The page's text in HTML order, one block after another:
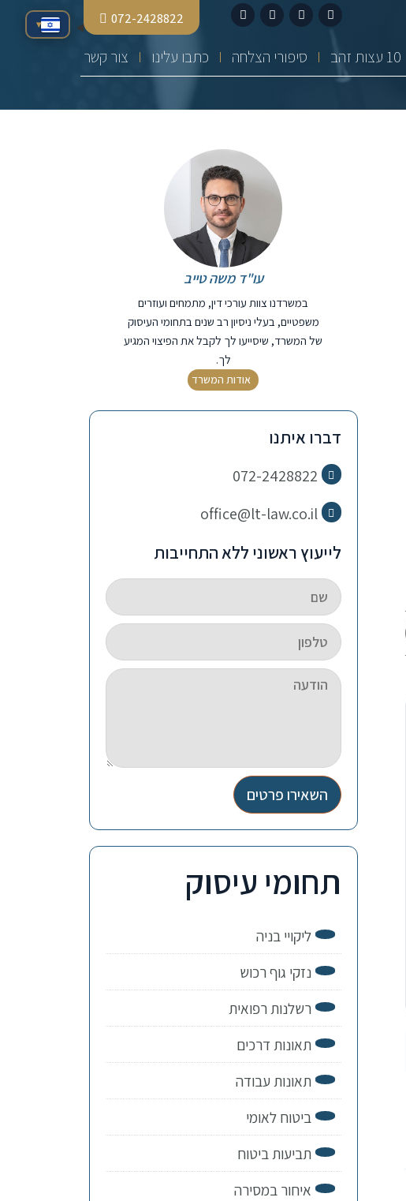
072-2428822
10 עצות זהב סיפורי הצלחה כתבו עלינו צור קשר
עו"ד משה טייב
במשרדנו צוות עורכי דין, מתמחים ועוזרים
משפטיים, בעלי ניסיון רב שנים בתחומי העיסוק
של המשרד, שיסייעו לך לקבל את הפיצוי המגיע
לך.
אודות המשרד
דברו איתנו
072-2428822
office@lt-law.co.il
לייעוץ ראשוני ללא התחייבות
השאירו פרטים
תחומי עיסוק
ליקויי בניה
נזקי גוף רכוש
רשלנות רפואית
תאונות דרכים
תאונות עבודה
ביטוח לאומי
תביעות ביטוח
איחור במסירה
▾